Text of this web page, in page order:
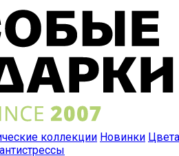
коллекции Новинки Цвета